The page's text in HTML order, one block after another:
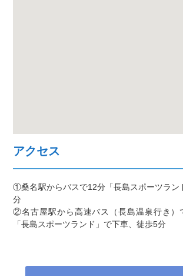
アクセス
①桑名駅からバスで12分「長島スポーツラン
分
②名古屋駅から高速バス（長島温泉行き）
「長島スポーツランド」で下車、徒歩5分